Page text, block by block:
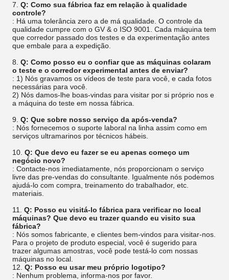
7. Q: Como sua fábrica faz em relação à qualidade
controle?
: Há uma tolerância zero a de má qualidade. O controle da
qualidade cumpre com o GV & o ISO 9001. Cada máquina tem
que corredor passado dos testes e da experimentação antes
que embale para a expedição.
8. Q: Como posso eu o confiar que as máquinas colaram
o teste e o corredor experimental antes de enviar?
: 1) Nós gravamos os vídeos de teste para você, e cada fotos
necessárias para você.
2) Nós damos-lhe boas-vindas para visitar por si próprio nos e
a máquina do teste em nossa fábrica.
9. Q: Que sobre nosso serviço da após-venda?
: Nós fornecemos o suporte laboral na linha assim como em
serviços ultramarinos por técnicos hábeis.
10. Q: Que devo eu fazer se eu apenas começo um
negócio novo?
: Contacte-nos imediatamente, nós proporcionam o serviço
livre das pre-vendas do consultante. Igualmente nós podemos
ajudá-lo com compra, treinamento do trabalhador, etc.
materiais.
11. Q: Posso eu visitá-lo fábrica para verificar no local
máquinas? Que devo eu trazer quando eu visito sua
fábrica?
: Nós somos fabricante, e clientes bem-vindos para visitar-nos.
Para o projeto de produto especial, você é sugerido para
trazer algumas amostras, você pode testá-lo com nossas
máquinas no local.
12. Q: Posso eu usar meu próprio logotipo?
: Nenhum problema, informa-nos por favor.